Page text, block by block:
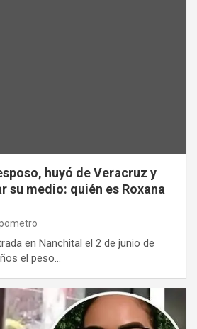
huyó de Veracruz y
su medio: quién es Roxana
en Nanchital el 2 de junio de
el peso…